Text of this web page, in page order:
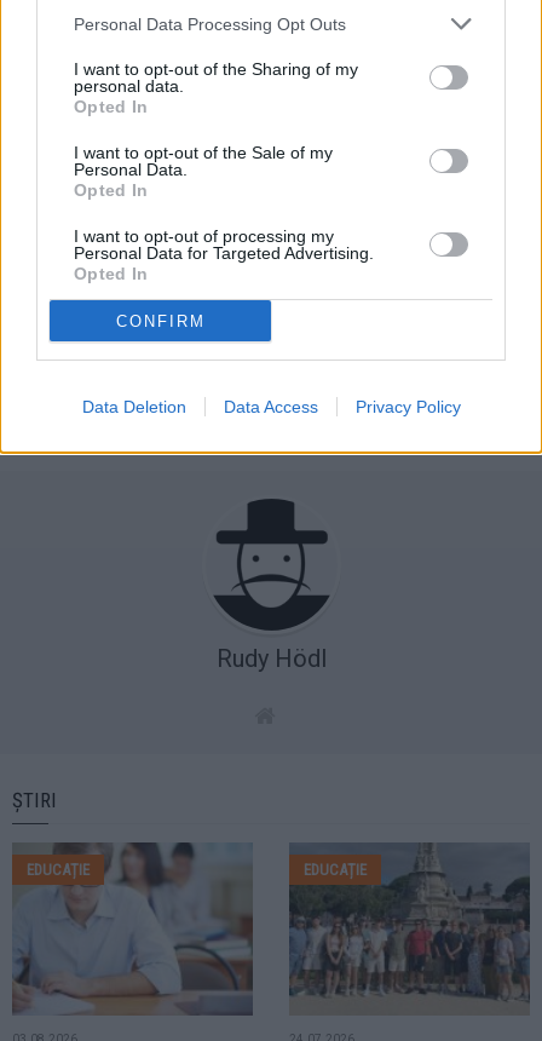
Personal Data Processing Opt Outs
I want to opt-out of the Sharing of my
personal data.
Opted In
I want to opt-out of the Sale of my
Personal Data.
Opted In
I want to opt-out of processing my
Personal Data for Targeted Advertising.
Opted In
CONFIRM
Data Deletion Data Access Privacy Policy
Cinci metode să dăruiești și să te dăruiești de
Drăgușeni. Un pasager s-a ales cu leziuni
Rudy Hödl
ȘTIRI
EDUCAȚIE EDUCAȚIE